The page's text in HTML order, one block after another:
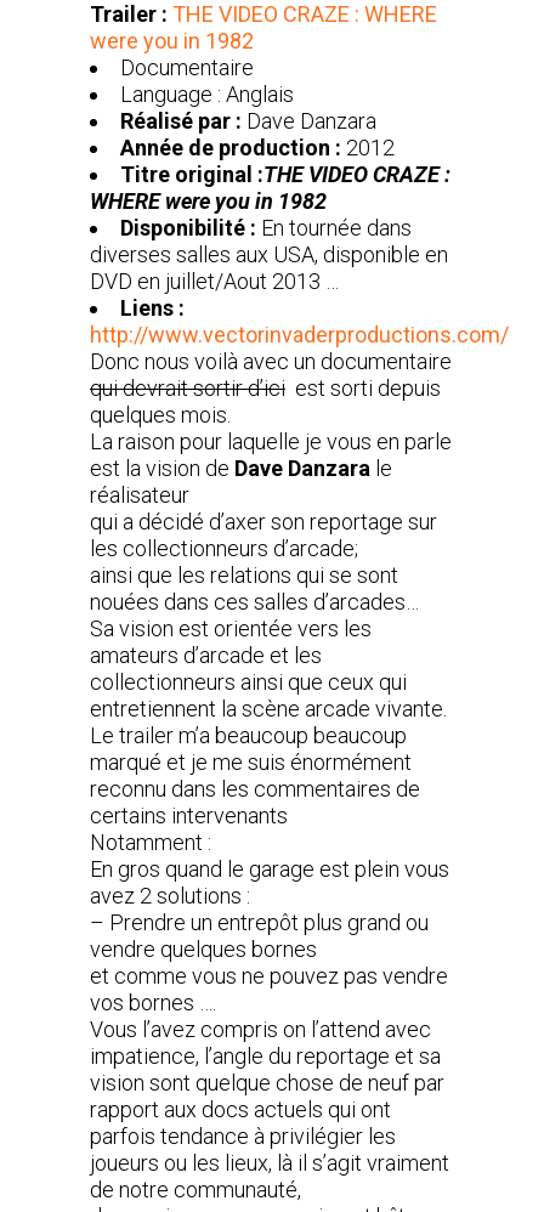
Trailer : THE VIDEO CRAZE : WHERE
were you in 1982
Documentaire
Language : Anglais
Réalisé par : Dave Danzara
Année de production : 2012
Titre original :THE VIDEO CRAZE :
WHERE were you in 1982
Disponibilité : En tournée dans
diverses salles aux USA, disponible en
DVD en juillet/Aout 2013 …
Liens :
http://www.vectorinvaderproductions.com/
Donc nous voilà avec un documentaire
qui devrait sortir d’ici est sorti depuis
quelques mois.
La raison pour laquelle je vous en parle
est la vision de Dave Danzara le
réalisateur
qui a décidé d’axer son reportage sur
les collectionneurs d’arcade;
ainsi que les relations qui se sont
nouées dans ces salles d’arcades…
Sa vision est orientée vers les
amateurs d’arcade et les
collectionneurs ainsi que ceux qui
entretiennent la scène arcade vivante.
Le trailer m’a beaucoup beaucoup
marqué et je me suis énormément
reconnu dans les commentaires de
certains intervenants
Notamment :
En gros quand le garage est plein vous
avez 2 solutions :
– Prendre un entrepôt plus grand ou
vendre quelques bornes
et comme vous ne pouvez pas vendre
vos bornes ….
Vous l’avez compris on l’attend avec
impatience, l’angle du reportage et sa
vision sont quelque chose de neuf par
rapport aux docs actuels qui ont
parfois tendance à privilégier les
joueurs ou les lieux, là il s’agit vraiment
de notre communauté,